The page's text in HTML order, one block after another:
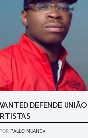
DEFENDE
POR PAULO MUANDA